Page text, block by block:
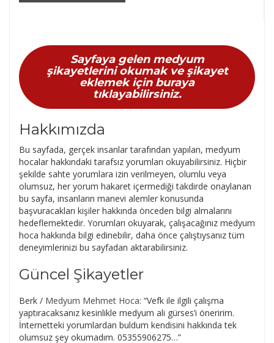
Sayfaya gelen medyum
şikayetlerini okumak ve şikayet
eklemek için buraya
tıklayabilirsiniz.
Hakkımızda
Bu sayfada, gerçek insanlar tarafından yapılan, medyum
hocalar hakkındaki tarafsız yorumları okuyabilirsiniz. Hiçbir
şekilde sahte yorumlara izin verilmeyen, olumlu veya
olumsuz, her yorum hakaret içermediği takdirde onaylanan
bu sayfa, insanların manevi alemler konusunda
başvuracakları kişiler hakkında önceden bilgi almalarını
hedeflemektedir. Yorumları okuyarak, çalışacağınız medyum
hoca hakkında bilgi edinebilir, daha önce çalıştıysanız tüm
deneyimlerinizi bu sayfadan aktarabilirsiniz.
Güncel Şikayetler
Berk / Medyum Mehmet Hoca: “Vefk ile ilgili çalışma
yaptıracaksanız kesinlikle medyum ali gürses’i öneririm.
İnternetteki yorumlardan buldum kendisini hakkında tek
olumsuz şey okumadım. 05355906275…”